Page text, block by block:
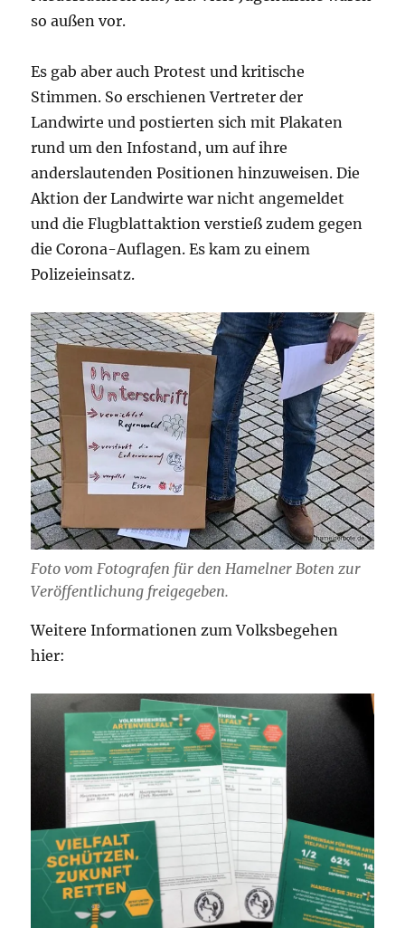
so außen vor.
Es gab aber auch Protest und kritische
Stimmen. So erschienen Vertreter der
Landwirte und postierten sich mit Plakaten
rund um den Infostand, um auf ihre
anderslautenden Positionen hinzuweisen. Die
Aktion der Landwirte war nicht angemeldet
und die Flugblattaktion verstieß zudem gegen
die Corona-Auflagen. Es kam zu einem
Polizeieinsatz.
Foto vom Fotografen für den Hamelner Boten zur
Veröffentlichung freigegeben.
Weitere Informationen zum Volksbegehen
hier: